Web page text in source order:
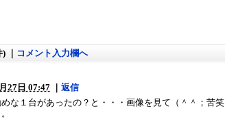
｜ コメント入力欄へ
27日 07:47
返信
な１台があったの？と・・・画像を見て（＾＾；苦笑